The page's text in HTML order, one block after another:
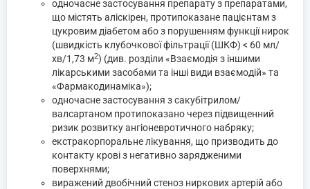
одночасне застосування препарату з препаратами,
що містять аліскірен, протипоказане пацієнтам з
цукровим діабетом або з порушенням функції нирок
(швидкість клубочкової фільтрації (ШКФ) < 60 мл/
хв/1,73 м2) (див. розділи «Взаємодія з іншими
лікарськими засобами та інші види взаємодій» та
«Фармакодинаміка»);
одночасне застосування з сакубітрилом/
валсартаном протипоказано через підвищенний
ризик розвитку ангіоневротичного набряку;
екстракорпоральне лікування, що призводить до
контакту крові з негативно зарядженими
поверхнями;
виражений двобічний стеноз ниркових артерій або